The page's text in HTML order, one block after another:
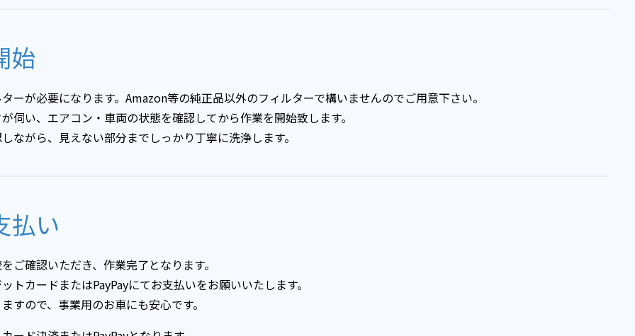
始
ーが必要になります。Amazon等の純正品以外のフィルターで構いませんのでご用意下さい。
伺い、エアコン・車両の状態を確認してから作業を開始致します。
ながら、見えない部分までしっかり丁寧に洗浄します。
払い
ご確認いただき、作業完了となります。
トカードまたはPayPayにてお支払いをお願いいたします。
すので、事業用のお車にも安心です。